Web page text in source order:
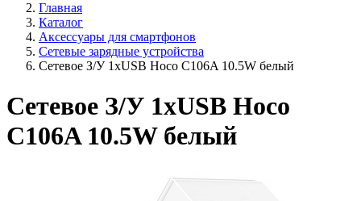
Главная
Каталог
Аксессуары для смартфонов
Сетевые зарядные устройства
Сетевое З/У 1xUSB Hoco C106A 10.5W белый
Сетевое З/У 1xUSB Hoco
C106A 10.5W белый